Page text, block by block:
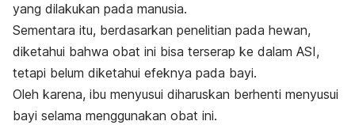
yang dilakukan pada manusia.
Sementara itu, berdasarkan penelitian pada hewan,
diketahui bahwa obat ini bisa terserap ke dalam ASI,
tetapi belum diketahui efeknya pada bayi.
Oleh karena, ibu menyusui diharuskan berhenti menyusui
bayi selama menggunakan obat ini.